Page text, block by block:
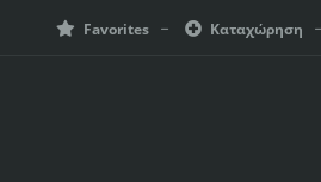
Favorites Καταχώρηση